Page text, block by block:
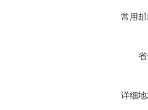
常用邮
省
详细地